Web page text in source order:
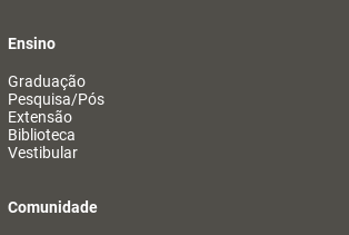
Ensino
Graduação
Pesquisa/Pós
Extensão
Biblioteca
Vestibular
Comunidade